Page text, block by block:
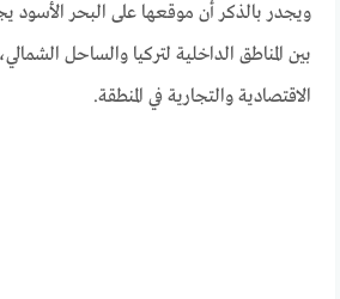
ويجدر بالذكر أن موقعها على البحر
بين المناطق الداخلية لتركيا والساحل
الاقتصادية والتجارية في المنطقة.